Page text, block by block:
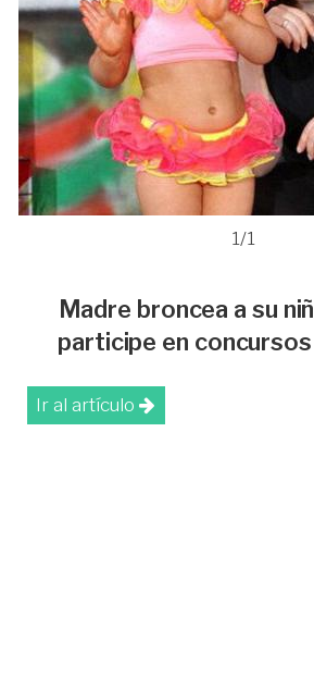
1/1
Madre broncea a su
participe en
Ir al artículo